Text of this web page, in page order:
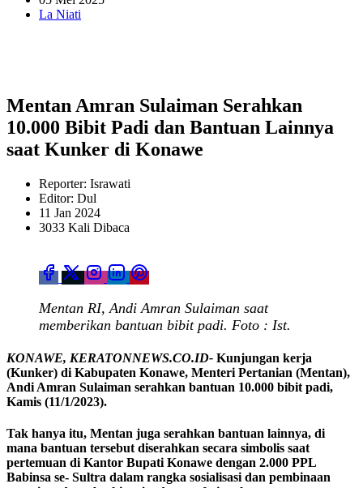
La Niati
Mentan Amran Sulaiman Serahkan
10.000 Bibit Padi dan Bantuan Lainnya
saat Kunker di Konawe
Reporter: Israwati
Editor: Dul
11 Jan 2024
3033 Kali Dibaca
Mentan RI, Andi Amran Sulaiman saat
memberikan bantuan bibit padi. Foto : Ist.
KONAWE, KERATONNEWS.CO.ID- Kunjungan kerja
(Kunker) di Kabupaten Konawe, Menteri Pertanian (Mentan),
Andi Amran Sulaiman serahkan bantuan 10.000 bibit padi,
Kamis (11/1/2023).
Tak hanya itu, Mentan juga serahkan bantuan lainnya, di
mana bantuan tersebut diserahkan secara simbolis saat
pertemuan di Kantor Bupati Konawe dengan 2.000 PPL
Babinsa se- Sultra dalam rangka sosialisasi dan pembinaan